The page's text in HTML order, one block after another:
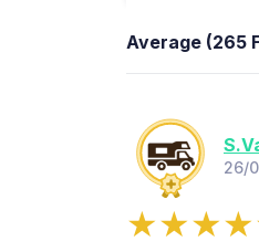
Average (265
26/